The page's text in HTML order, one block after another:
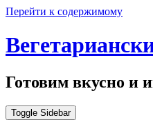
Перейти к содержимому
Готовим вкусно и
Toggle Sidebar